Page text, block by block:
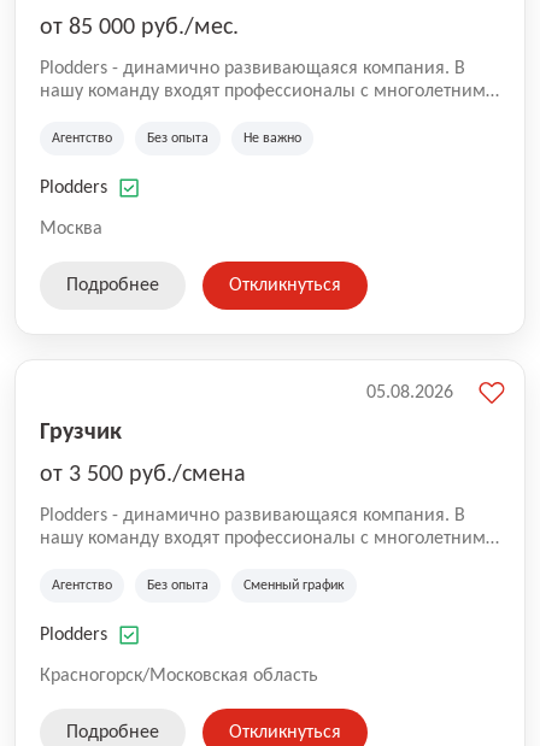
от 85 000 руб./мес.
Plodders - динамично развивающаяся компания. В
нашу команду входят профессионалы с многолетним
на рынке аутсорсинга, а накопленный опыт позволяют
оказываемых услуг.
Агентство Без опыта Не важно
Plodders
Москва
Подробнее Откликнуться
Грузчик
от 3 500 руб./смена
Plodders - динамично развивающаяся компания. В
нашу команду входят профессионалы с многолетним
на рынке аутсорсинга, а накопленный опыт позволяют
оказываемых услуг.
Агентство Без опыта Сменный график
Plodders
Красногорск/Московская область
05.08.2026
Подробнее Откликнуться